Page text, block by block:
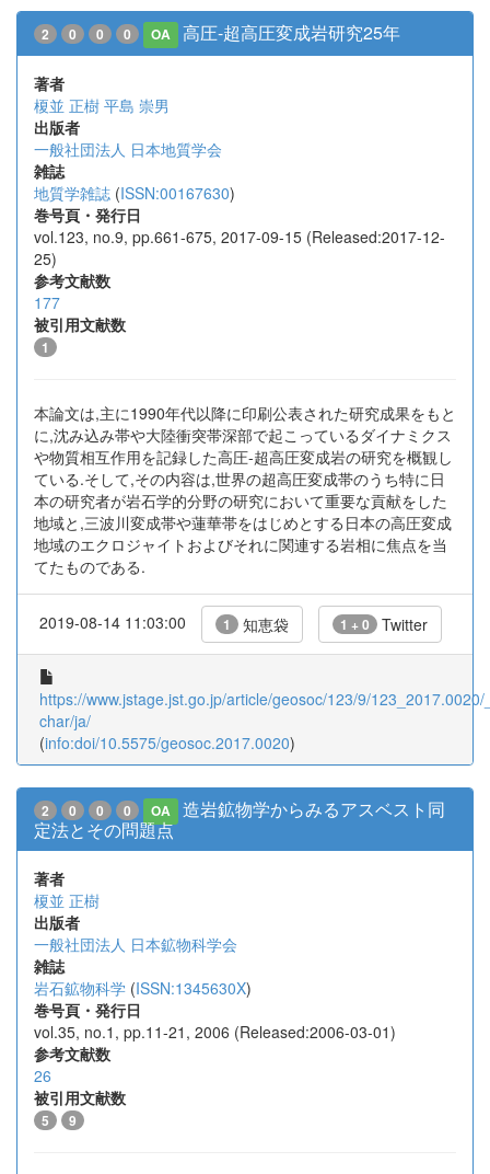
2 0 0 0 OA 高圧-超高圧変成岩研究25年
著者
榎並 正樹 平島 崇男
出版者
一般社団法人 日本地質学会
雑誌
地質学雑誌 (ISSN:00167630)
巻号頁・発行日
vol.123, no.9, pp.661-675, 2017-09-15 (Released:2017-12-
25)
参考文献数
177
被引用文献数
1
本論文は,主に1990年代以降に印刷公表された研究成果をもと
に,沈み込み帯や大陸衝突帯深部で起こっているダイナミクス
や物質相互作用を記録した高圧-超高圧変成岩の研究を概観し
ている.そして,その内容は,世界の超高圧変成帯のうち特に日
本の研究者が岩石学的分野の研究において重要な貢献をした
地域と,三波川変成帯や蓮華帯をはじめとする日本の高圧変成
地域のエクロジャイトおよびそれに関連する岩相に焦点を当
てたものである.
2019-08-14 11:03:00 1 知恵袋 1 + 0 Twitter
https://www.jstage.jst.go.jp/article/geosoc/123/9/123_2017.0020/
char/ja/
(info:doi/10.5575/geosoc.2017.0020)
2 0 0 0 OA
造岩鉱物学からみるアスベスト同
定法とその問題点
著者
榎並 正樹
出版者
一般社団法人 日本鉱物科学会
雑誌
岩石鉱物科学 (ISSN:1345630X)
巻号頁・発行日
vol.35, no.1, pp.11-21, 2006 (Released:2006-03-01)
参考文献数
26
被引用文献数
5 9